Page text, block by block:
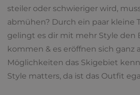
steiler oder schwieriger wird,
abmühen? Durch ein paar kleine
gelingt es dir mit mehr Style den
kommen & es eröffnen sich ganz
Möglichkeiten das Skigebiet
Style matters, da ist das Outfit